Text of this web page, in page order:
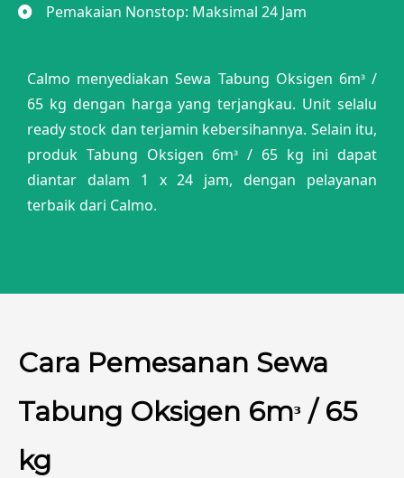
Pemakaian Nonstop: Maksimal 24 Jam
Calmo menyediakan Sewa Tabung Oksigen 6mᶟ /
65 kg dengan harga yang terjangkau. Unit selalu
ready stock dan terjamin kebersihannya. Selain itu,
produk Tabung Oksigen 6mᶟ / 65 kg ini dapat
diantar dalam 1 x 24 jam, dengan pelayanan
terbaik dari Calmo.
Cara Pemesanan Sewa
Tabung Oksigen 6mᶟ / 65
kg